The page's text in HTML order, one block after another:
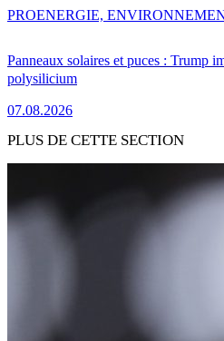
Panneaux solaires et puces : Trump
polysilicium
07.08.2026
PROENERGIE,
PLUS DE CETTE SECTION